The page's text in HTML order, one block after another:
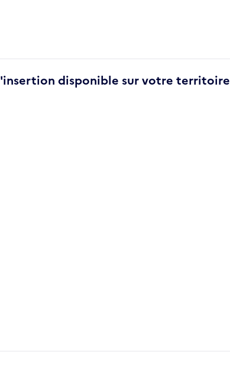
disponible sur votre territoire